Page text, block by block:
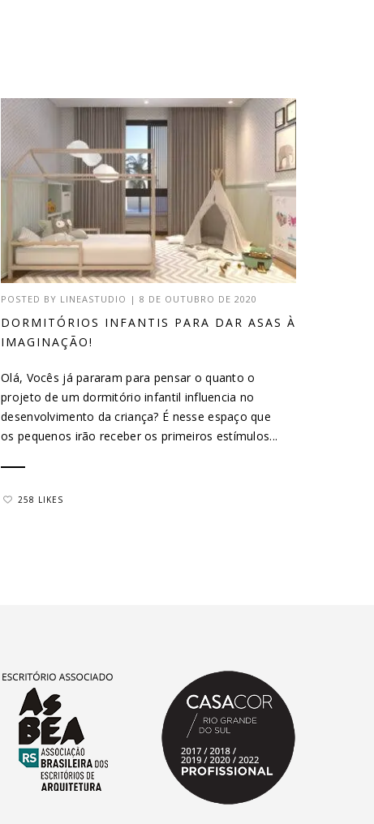
POSTED BY LINEASTUDIO |8 DE OUTUBRO DE 2020
DORMITÓRIOS INFANTIS PARA DAR ASAS À
IMAGINAÇÃO!
Olá, Vocês já pararam para pensar o quanto o
projeto de um dormitório infantil influencia no
desenvolvimento da criança? É nesse espaço que
os pequenos irão receber os primeiros estímulos...
258 LIKES